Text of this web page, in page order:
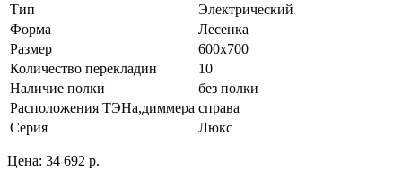
Тип
Электрический
Форма
Лесенка
Размер
600х700
Количество перекладин
10
Наличие полки
без полки
Расположения ТЭНа,диммера справа
Серия
Люкс
Цена: 34 692 р.